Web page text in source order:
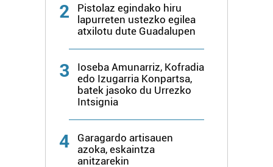
2
Pistolaz egindako hiru
lapurreten ustezko egilea
atxilotu dute Guadalupen
3
Ioseba Amunarriz, Kofradia
edo Izugarria Konpartsa,
batek jasoko du Urrezko
Intsignia
4
Garagardo artisauen
azoka, eskaintza
anitzarekin